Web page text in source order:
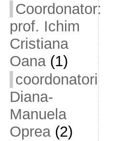
Coordonator:
prof. Ichim
Cristiana
Oana(1)
coordonatori
Diana-
Manuela
Oprea(2)